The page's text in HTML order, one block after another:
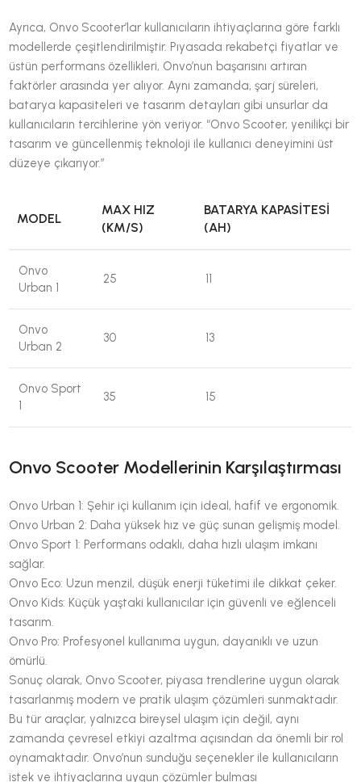
Ayrıca, Onvo Scooter’lar kullanıcıların ihtiyaçlarına göre farklı
modellerde çeşitlendirilmiştir. Pıyasada rekabetçi fiyatlar ve
üstün performans özellikleri, Onvo’nun başarısını artıran
faktörler arasında yer alıyor. Aynı zamanda, şarj süreleri,
batarya kapasiteleri ve tasarım detayları gibi unsurlar da
kullanıcıların tercihlerine yön veriyor. “Onvo Scooter, yenilikçi bir
tasarım ve güncellenmiş teknoloji ile kullanıcı deneyimini üst
düzeye çıkarıyor.”
MODEL
MAX HIZ
(KM/S)
BATARYA KAPASITESI
(AH)
Onvo
Urban 1
25 11
Onvo
Urban 2
30 13
Onvo Sport
1
35 15
Onvo Scooter Modellerinin Karşılaştırması
Onvo Urban 1: Şehir içi kullanım için ideal, hafif ve ergonomik.
Onvo Urban 2: Daha yüksek hız ve güç sunan gelişmiş model.
Onvo Sport 1: Performans odaklı, daha hızlı ulaşım imkanı
sağlar.
Onvo Eco: Uzun menzil, düşük enerji tüketimi ile dikkat çeker.
Onvo Kids: Küçük yaştaki kullanıcılar için güvenli ve eğlenceli
tasarım.
Onvo Pro: Profesyonel kullanıma uygun, dayanıklı ve uzun
ömürlü.
Sonuç olarak, Onvo Scooter, piyasa trendlerine uygun olarak
tasarlanmış modern ve pratik ulaşım çözümleri sunmaktadır.
Bu tür araçlar, yalnızca bireysel ulaşım için değil, aynı
zamanda çevresel etkiyi azaltma açısından da önemli bir rol
oynamaktadır. Onvo’nun sunduğu seçenekler ile kullanıcıların
istek ve ihtiyaçlarına uygun çözümler bulması